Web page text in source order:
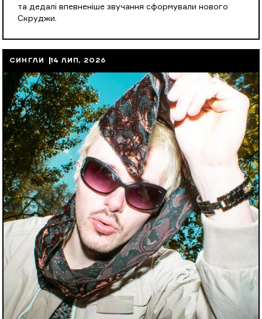
та дедалі впевненіше звучання сформували нового
Скруджи.
СИНГЛИ 14 ЛИП, 2026